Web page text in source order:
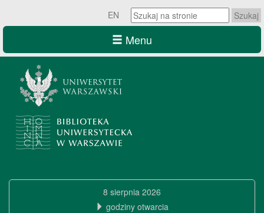
EN
Szukaj
na
stronie:
Szukaj
na
Menu
Uniwersytecka
8 sierpnia 2026
godziny otwarcia